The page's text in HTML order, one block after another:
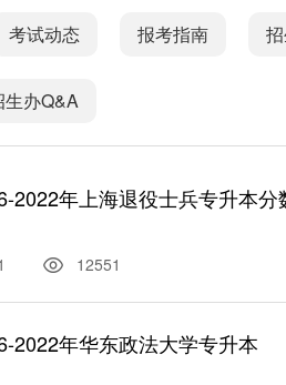
考试动态 报考指南
生办Q&A
2022年上海退役士兵专升本
12551
2022年华东政法大学专升本